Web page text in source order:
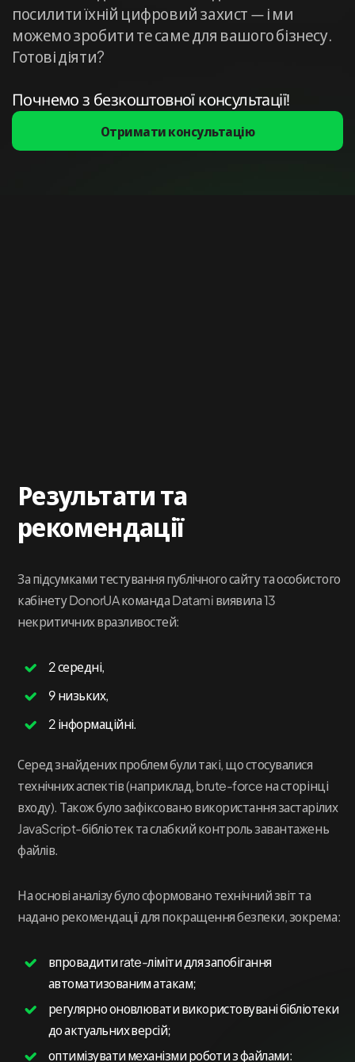
посилити їхній цифровий захист — і ми
можемо зробити те саме для вашого бізнесу.
Готові діяти?
Почнемо з безкоштовної консультації!
Отримати консультацію
Результати та
рекомендації
За підсумками тестування публічного сайту та особистого
кабінету DonorUA команда Datami виявила 13
некритичних вразливостей:
2 середні,
9 низьких,
2 інформаційні.
Серед знайдених проблем були такі, що стосувалися
технічних аспектів (наприклад, brute-force на сторінці
входу). Також було зафіксовано використання застарілих
JavaScript-бібліотек та слабкий контроль завантажень
файлів.
На основі аналізу було сформовано технічний звіт та
надано рекомендації для покращення безпеки, зокрема:
впровадити rate-ліміти для запобігання
автоматизованим атакам;
регулярно оновлювати використовувані бібліотеки
до актуальних версій;
оптимізувати механізми роботи з файлами: